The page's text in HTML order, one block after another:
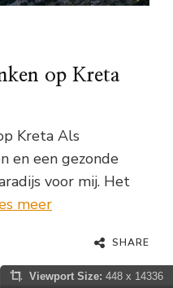
op Kreta
Kreta Als
en een gezonde
voor mij. Het
meer
SHARE
Viewport Size: 448 x 14336